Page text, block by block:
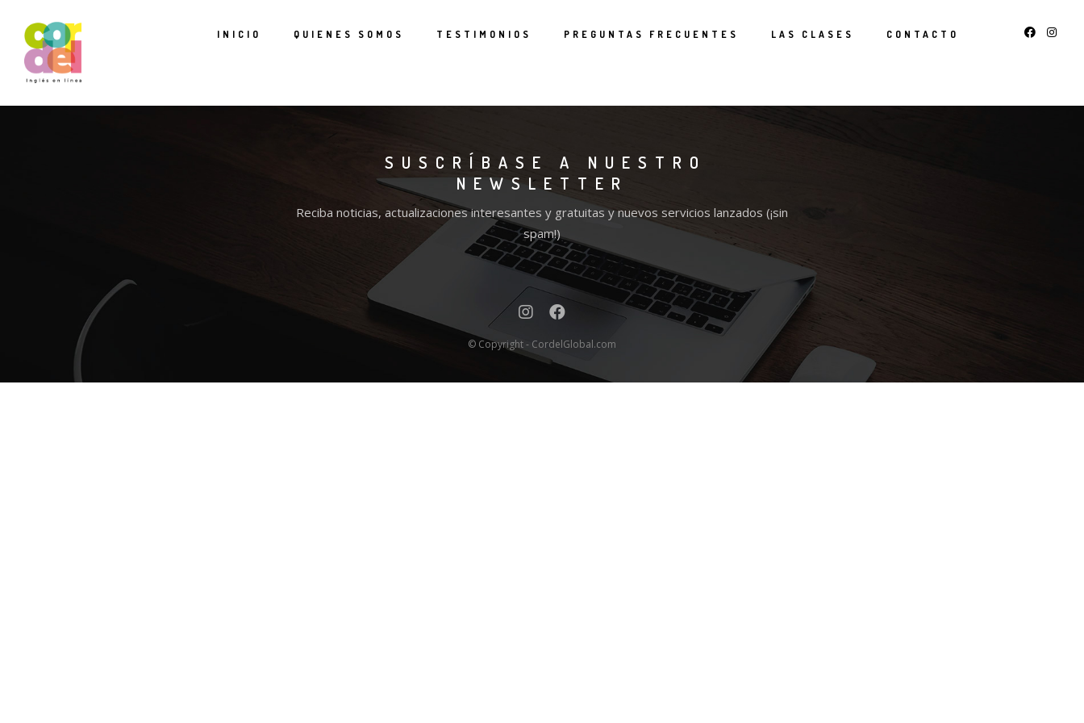
INICIO QUIENES SOMOS TESTIMONIOS PREGUNTAS FRECUENTES LAS CLASES CONTACTO
SUSCRÍBASE A NUESTRO
NEWSLETTER
Reciba noticias, actualizaciones interesantes y gratuitas y nuevos servicios lanzados (¡sin
spam!)
© Copyright - CordelGlobal.com